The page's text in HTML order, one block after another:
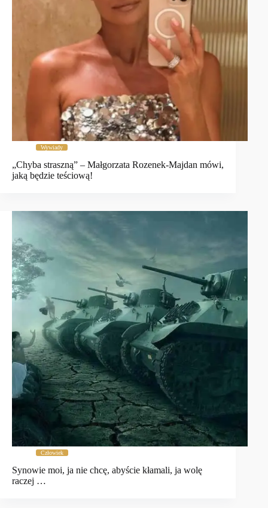
Wywiady
„Chyba straszną” – Małgorzata Rozenek-Majdan mówi,
jaką będzie teściową!
Człowiek
Synowie moi, ja nie chcę, abyście kłamali, ja wolę
raczej …